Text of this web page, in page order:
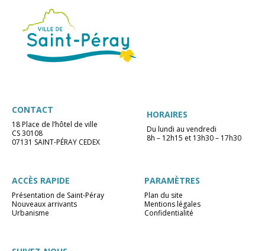
CONTACT
18 Place de l’hôtel de ville
CS 30108
07131 SAINT-PÉRAY CEDEX
HORAIRES
Du lundi au vendredi
8h – 12h15 et 13h30 – 17h30
ACCÈS RAPIDE
Présentation de Saint-Péray
Nouveaux arrivants
Urbanisme
PARAMÈTRES
Plan du site
Mentions légales
Confidentialité